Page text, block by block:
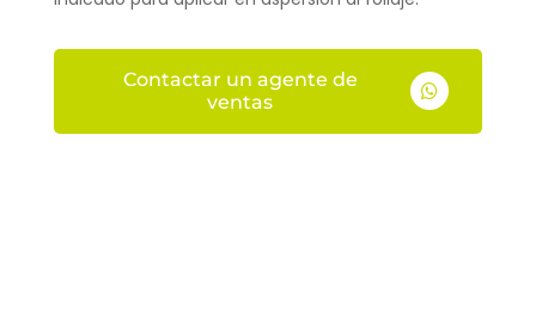

Contactar un agente de
ventas